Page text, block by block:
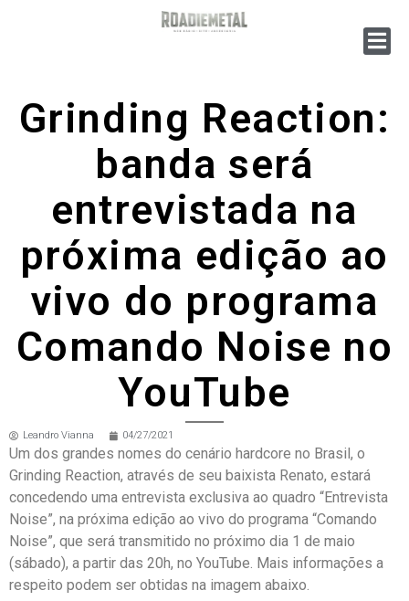
Grinding Reaction:
banda será
entrevistada na
próxima edição ao
vivo do programa
Comando Noise no
YouTube
Leandro Vianna 04/27/2021
Um dos grandes nomes do cenário hardcore no Brasil, o
Grinding Reaction, através de seu baixista Renato, estará
concedendo uma entrevista exclusiva ao quadro “Entrevista
Noise”, na próxima edição ao vivo do programa “Comando
Noise”, que será transmitido no próximo dia 1 de maio
(sábado), a partir das 20h, no YouTube. Mais informações a
respeito podem ser obtidas na imagem abaixo.